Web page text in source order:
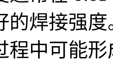
的焊接强
程中可能